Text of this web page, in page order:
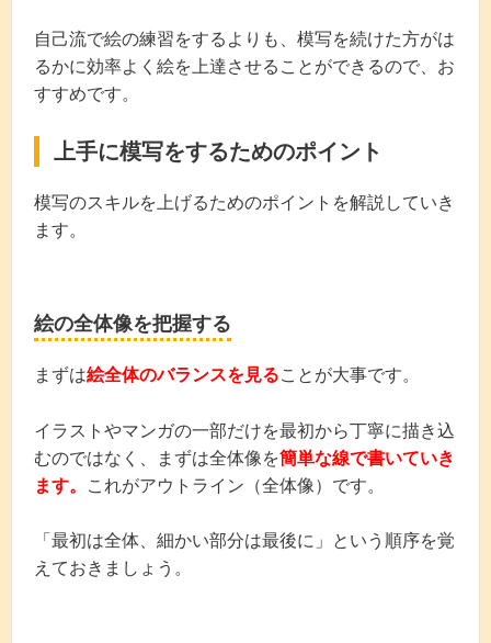
自己流で絵の練習をするよりも、模写を続けた方がは
るかに効率よく絵を上達させることができるので、お
すすめです。
上手に模写をするためのポイント
模写のスキルを上げるためのポイントを解説していき
ます。
絵の全体像を把握する
まずは絵全体のバランスを見ることが大事です。
イラストやマンガの一部だけを最初から丁寧に描き込
むのではなく、まずは全体像を簡単な線で書いていき
ます。
これがアウトライン（全体像）です。
「最初は全体、細かい部分は最後に」という順序を覚
えておきましょう。